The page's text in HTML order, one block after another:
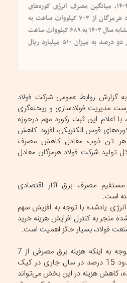
درچهار ماه نخست سال ۱۴۰۴، میانگین مصرف انرژی کوره‌های
قوس الکتریکی شرکت فولاد هرمزگان از ۷۰۳ کیلووات ساعت به
ازای هر تن ذوب در مدت مشابه سال ۱۴۰۳ به ۶۸۹ کیلووات ساعت
به ازای هر تن ذوب معادل دو درصد به میزان ۵۱۰ میلیارد ریال
به گزارش روابط عمومی شرکت فولاد
مدیریت فولادسازی و ریخته‌گری
اعلام این ثبت رکورد مهم درحوزه
قوس الکتریکی، افزود: کاهش
هر تن ذوب معادل کاهش مصرف
شرکت فولاد هرمزگان معادل
مصرف برق آثار اقتصادی
است.
یادشده با توجه به افزیش سهم
منجر به کنترل افزایش هزینه خرید
فولاد، بسیار حائز اهمیت است.
قره‌گزلو خاطرنشان کرد: با توجه به اینکه هزینه برق مصرفی از 7
درصد در سال گذشته به حدود 15 درصد در سال جاری در کیک
کاهش هزینه در این بخش می‌تواند